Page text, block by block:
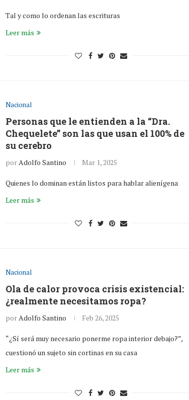
Tal y como lo ordenan las escrituras
Leer más
Nacional
Personas que le entienden a la “Dra.
Chequelete” son las que usan el 100% de
su cerebro
porAdolfo Santino Mar 1, 2025
Quienes lo dominan están listos para hablar alienígena
Leer más
Nacional
Ola de calor provoca crisis existencial:
¿realmente necesitamos ropa?
porAdolfo Santino Feb 26, 2025
“¿Sí será muy necesario ponerme ropa interior debajo?”,
cuestionó un sujeto sin cortinas en su casa
Leer más